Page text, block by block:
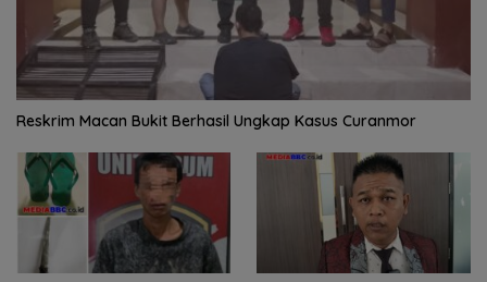
Reskrim Macan Bukit Berhasil Ungkap Kasus Curanmor